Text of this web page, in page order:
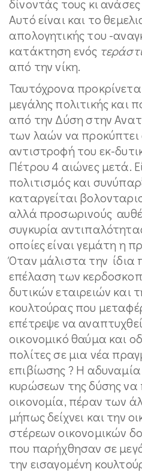
δίνοντάς τους κι
Αυτό είναι και το
απολογητικής του -
κατάκτηση ενός
από την νίκη.
Ταυτόχρονα
μεγάλης πολιτικής και
από την Δύση στην
των λαών να
αντιστροφή του εκ-
Πέτρου 4 αιώνες μετά.
πολιτισμός και
καταργείται
αλλά προσωρινούς
συγκυρία
οποίες είναι γεμάτη η
Όταν μάλιστα την ίδια
επέλαση των
δυτικών εταιρειών και
κουλτούρας που
επέτρεψε να
οικονομικό θαύμα και
πολίτες σε μια νέα
επιβίωσης ? Η
κυρώσεων της δύσης να
οικονομία, πέραν των
μήπως δείχνει και την
στέρεων οικονομικών
που παρήχθησαν σε
την εισαγομένη